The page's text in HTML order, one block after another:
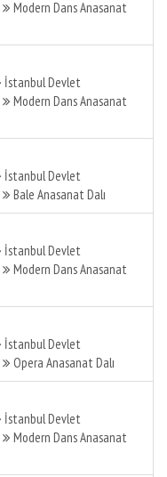
Modern Dans Anasanat
İstanbul Devlet
Modern Dans Anasanat
İstanbul Devlet
Bale Anasanat Dalı
İstanbul Devlet
Modern Dans Anasanat
İstanbul Devlet
Opera Anasanat Dalı
İstanbul Devlet
Modern Dans Anasanat